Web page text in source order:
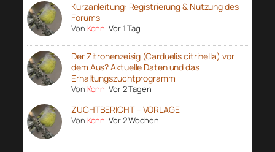
Kurzanleitung: Registrierung & Nutzung des
Forums
Von Konni Vor 1 Tag
Der Zitronenzeisig (Carduelis citrinella) vor
dem Aus? Aktuelle Daten und das
Erhaltungszuchtprogramm
Von Konni Vor 2 Tagen
ZUCHTBERICHT – VORLAGE
Von Konni Vor 2 Wochen